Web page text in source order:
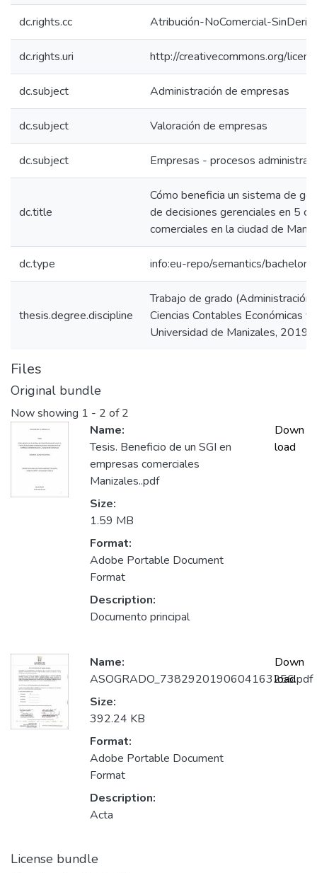
dc.rights.cc Atribución-NoComercial-
dc.rights.uri http://creativecommons.org/
dc.subject Administración de empresas
dc.subject Valoración de empresas
dc.subject Empresas - procesos
dc.title
Cómo beneficia un sistema de
de decisiones gerenciales en 5
comerciales en la ciudad de
dc.type info:eu-repo/semantics/
thesis.degree.discipline
Trabajo de grado (Administración
Ciencias Contables Económicas
Universidad de Manizales, 2019.
Files
Original bundle
Now showing 1 - 2 of 2
Name:
Tesis. Beneficio de un SGI en
empresas comerciales
Manizales..pdf
Size:
1.59 MB
Format:
Adobe Portable Document
Format
Description:
Documento principal
Down
load
Name:
ASOGRADO_7382920190604163256.pdf
Size:
392.24 KB
Format:
Adobe Portable Document
Format
Description:
Acta
Down
load
License bundle